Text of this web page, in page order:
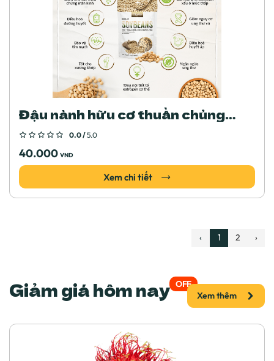
Đậu nành hữu cơ thuần chủng
không biến đổi gen C'LaVie
200g
0.0 /5.0
40.000 VND
Xem chi tiết
‹ 1 2 ›
Giảm giá hôm nay OFF
Xem thêm